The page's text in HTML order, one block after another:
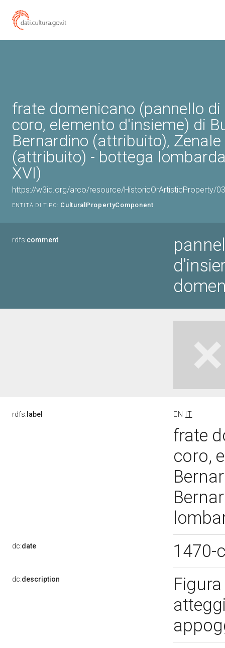
frate domenicano (pannello
coro, elemento d'insieme) di
Bernardino (attribuito),
(attribuito) - bottega
XVI)
https://w3id.org/arco/resource/HistoricOrArtisticProperty/
ENTITÀ DI TIPO: CulturalPropertyComponent
rdfs:comment
rdfs: label EN IT
frate
coro,
dc:date 1470-
dc:description